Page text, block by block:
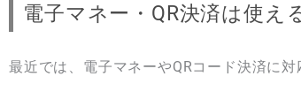
電子マネー・QR決済は使え
最近では、電子マネーやQRコード決済に